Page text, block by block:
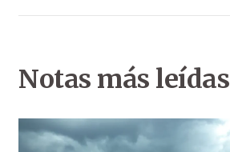
Notas más leídas